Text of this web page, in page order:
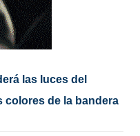
las luces del
colores de la bandera